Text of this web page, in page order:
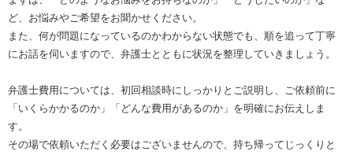
ど、お悩みやご希望をお聞かせください。
また、何が問題になっているのかわからない状態でも、順を追って丁寧
にお話を伺いますので、弁護士とともに状況を整理していきましょう。
弁護士費用については、初回相談時にしっかりとご説明し、ご依頼前に
「いくらかかるのか」「どんな費用があるのか」を明確にお伝えしま
す。
その場で依頼いただく必要はございませんので、持ち帰ってじっくりと